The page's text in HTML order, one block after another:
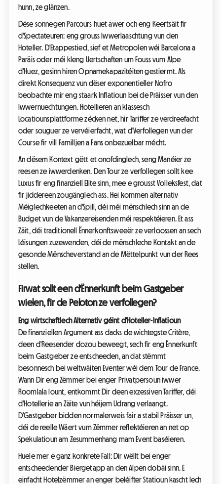
hunn, ze glänzen.
Dëse sonnegen Parcours huet awer och eng Keertsäit fir
d'Spectateuren: eng grouss Iwwerlaaschtung vun den
Hoteller. D'Etappestied, sief et Metropolen wéi Barcelona a
Paräis oder méi kleng Uertschaften um Fouss vum Alpe
d'Huez, gesinn hiren Opnamekapazitéiten gestiermt. Als
direkt Konsequenz vun dëser exponentieller Nofro
beobachte mir eng staark Inflatioun bei de Präisser vun den
Iwwernuechtungen. Hotellieren an klassesch
Locatiounsplattforme zécken net, hir Tariffer ze verdreefacht
oder souguer ze vervéierfacht, wat d'Verfollegen vun der
Course fir vill Familljen a Fans onbezuelbar mécht.
An dësem Kontext gëtt et onofdinglech, seng Manéier ze
reesen ze iwwerdenken. Den Tour ze verfollegen sollt kee
Luxus fir eng finanziell Elite sinn, mee e grousst Volleksfest, dat
fir jiddereen zougänglech ass. Hei kommen alternativ
Méiglechkeeten an d'Spill, déi méi mënschlech sinn an de
Budget vun de Vakanzereisenden méi respektéieren. Et ass
Zäit, déi traditionell Ënnerkonftsweeër ze verloossen an sech
Léisungen zuzewenden, déi de mënschleche Kontakt an de
gesonde Mënscheverstand an de Mëttelpunkt vun der Rees
stellen.
Firwat sollt een d'Ënnerkunft beim Gastgeber
wielen, fir de Peloton ze verfollegen?
Eng wirtschaftlech Alternativ géint d'Hoteller-Inflatioun
De finanziellen Argument ass dacks de wichtegste Critère,
deen d'Reesender dozou beweegt, sech fir eng Ënnerkunft
beim Gastgeber ze entscheeden, an dat stëmmt
besonnesch bei weltwäiten Eventer wéi dem Tour de France.
Wann Dir eng Zëmmer bei enger Privatpersoun iwwer
Roomlala lount, entkommt Dir deen exzessiven Tariffer, déi
d'Hotellerie an Zäite vun héijem Udrang verlaangt.
D'Gastgeber bidden normalerweis fair a stabil Präisser un,
déi de reelle Wäert vum Zëmmer reflektéieren an net op
Spekulatioun am Zesummenhang mam Event baséieren.
Huele mer e ganz konkrete Fall: Dir wëllt bei enger
entscheedender Biergetapp an den Alpen dobäi sinn. E
einfacht Hotelzëmmer an enger beléifter Statioun kascht Iech